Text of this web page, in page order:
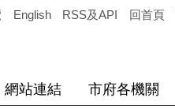
English RSS及API 回首頁
網站連結 市府各機關